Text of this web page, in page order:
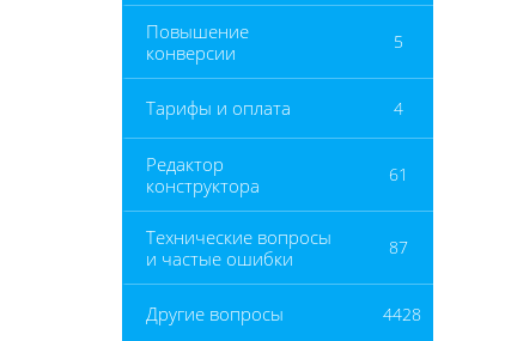
Повышение
конверсии
5
Тарифы и оплата 4
Редактор
конструктора
61
Технические вопросы
и частые ошибки
87
Другие вопросы 4428